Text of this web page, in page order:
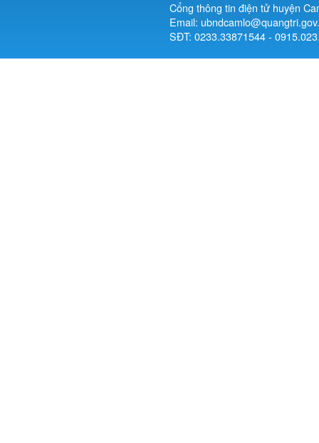
Cổng thông tin điện tử huyện
Email:
SĐT: 0233.33871544 -